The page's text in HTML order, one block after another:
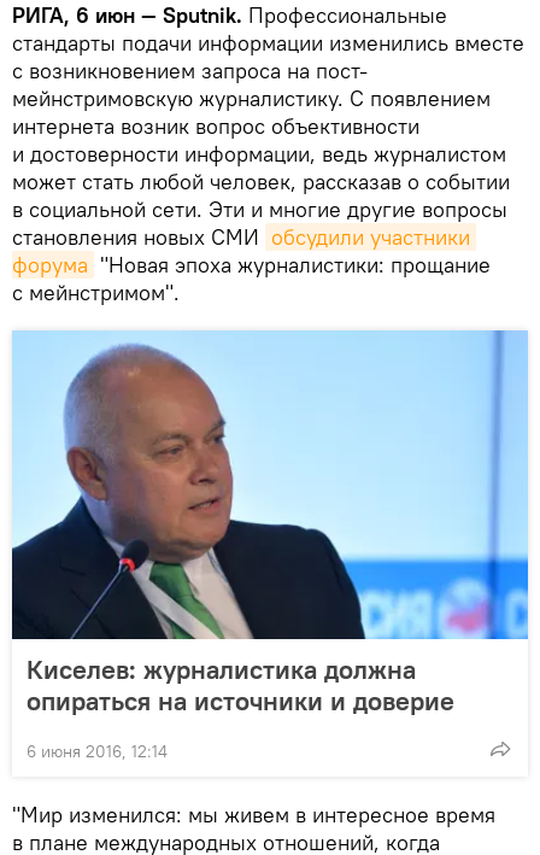
РИГА, 6 июн — Sputnik. Профессиональные
стандарты подачи информации изменились вместе
с возникновением запроса на пост-
мейнстримовскую журналистику. С появлением
интернета возник вопрос объективности
и достоверности информации, ведь журналистом
может стать любой человек, рассказав о событии
в социальной сети. Эти и многие другие вопросы
становления новых СМИ обсудили участники
форума "Новая эпоха журналистики: прощание
с мейнстримом".
Киселев: журналистика должна
опираться на источники и доверие
6 июня 2016, 12:14
"Мир изменился: мы живем в интересное время
в плане международных отношений, когда